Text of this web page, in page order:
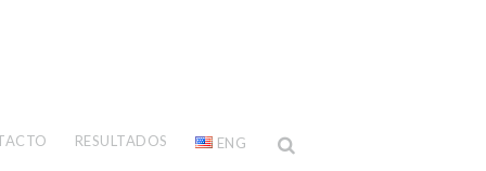
RESULTADOS ENG